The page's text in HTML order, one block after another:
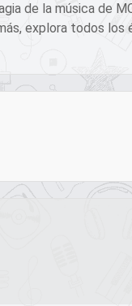
de la música de
explora todos los